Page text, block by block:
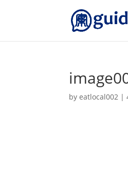
byeatlocal002 |